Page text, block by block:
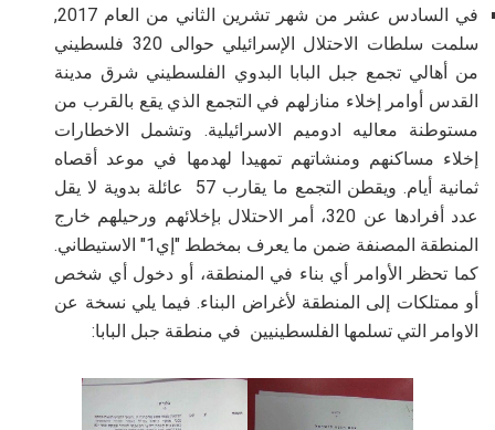
في السادس عشر من شهر تشرين الثاني من العام 2017,
سلمت سلطات الاحتلال الإسرائيلي حوالى 320 فلسطيني
من أهالي تجمع جبل البابا البدوي الفلسطيني شرق مدينة
القدس أوامر إخلاء منازلهم في التجمع الذي يقع بالقرب من
مستوطنة معاليه ادوميم الاسرائيلية. وتشمل الاخطارات
إخلاء مساكنهم ومنشاتهم تمهيدا لهدمها في موعد أقصاه
ثمانية أيام.
ويقطن التجمع ما يقارب 57 عائلة بدوية لا يقل
عدد أفرادها عن 320، أمر الاحتلال بإخلائهم ورحيلهم خارج
المنطقة المصنفة ضمن ما يعرف بمخطط "إي1" الاستيطاني
.
كما تحظر الأوامر أي بناء في المنطقة، أو دخول أي شخص
أو ممتلكات إلى المنطقة لأغراض البناء. فيما يلي نسخة عن
الاوامر التي تسلمها الفلسطينيين في منطقة جبل البابا: